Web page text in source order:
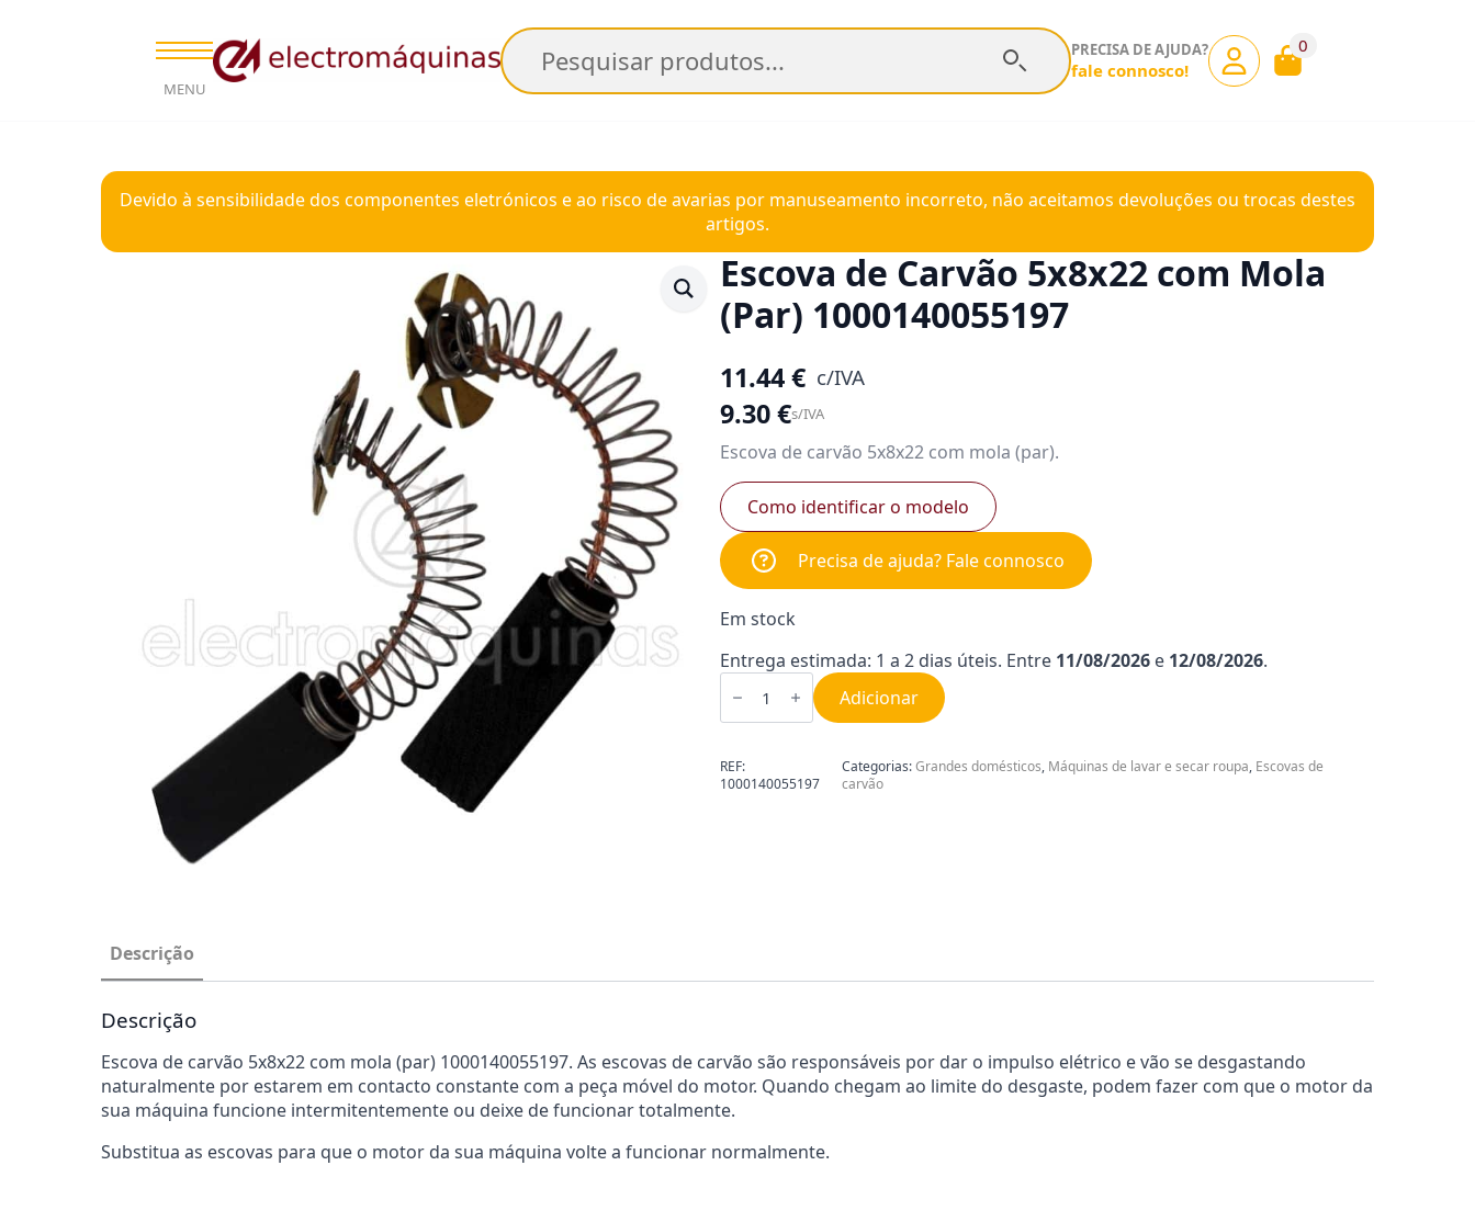
MENU
Pesquisar PRECISA DE AJUDA?
fale connosco!
0
Devido à sensibilidade dos componentes eletrónicos e ao risco de avarias por manuseamento incorreto, não aceitamos devoluções ou trocas destes
artigos.
Escova de Carvão 5x8x22 com Mola
(Par) 1000140055197
11.44€ c/IVA
9.30€s/IVA
Escova de carvão 5x8x22 com mola (par).
Como identificar o modelo
Precisa de ajuda? Fale connosco
Em stock
Entrega estimada: 1 a 2 dias úteis. Entre 11/08/2026 e 12/08/2026.
Quantidade
de
de
5x8x22
com
Mola
Adicionar
REF:
1000140055197
Categorias:Grandes domésticos, Máquinas de lavar e secar roupa, Escovas de
carvão
Descrição
Descrição
Escova de carvão 5x8x22 com mola (par) 1000140055197. As escovas de carvão são responsáveis por dar o impulso elétrico e vão se desgastando
naturalmente por estarem em contacto constante com a peça móvel do motor. Quando chegam ao limite do desgaste, podem fazer com que o motor da
sua máquina funcione intermitentemente ou deixe de funcionar totalmente.
Substitua as escovas para que o motor da sua máquina volte a funcionar normalmente.